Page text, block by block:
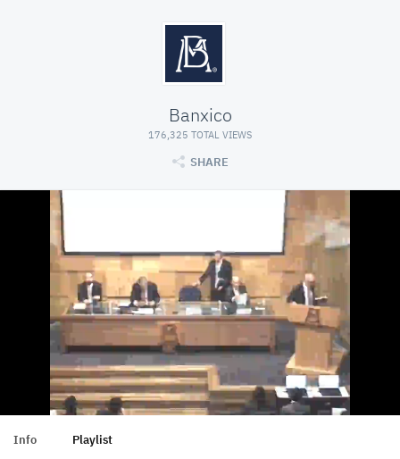
Banxico
176,325 TOTAL VIEWS
SHARE
Info Playlist